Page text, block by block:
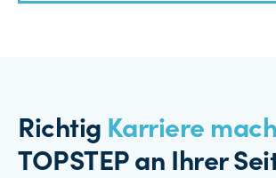
Richtig Karriere
TOPSTEP an Ihrer